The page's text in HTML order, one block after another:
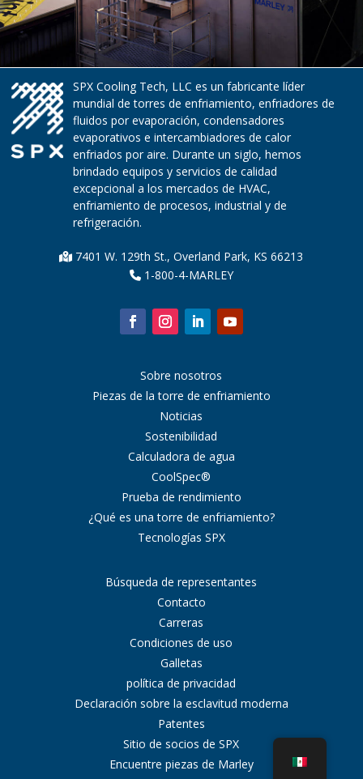
SPX Cooling Tech, LLC es un fabricante líder
mundial de torres de enfriamiento, enfriadores de
fluidos por evaporación, condensadores
evaporativos e intercambiadores de calor
enfriados por aire. Durante un siglo, hemos
brindado equipos y servicios de calidad
excepcional a los mercados de HVAC,
enfriamiento de procesos, industrial y de
refrigeración.
7401 W. 129th St., Overland Park, KS 66213
1-800-4-MARLEY
Sobre nosotros
Piezas de la torre de enfriamiento
Noticias
Sostenibilidad
Calculadora de agua
CoolSpec®
Prueba de rendimiento
¿Qué es una torre de enfriamiento?
Tecnologías SPX
Búsqueda de representantes
Contacto
Carreras
Condiciones de uso
Galletas
política de privacidad
Declaración sobre la esclavitud moderna
Patentes
Sitio de socios de SPX
Encuentre piezas de Marley